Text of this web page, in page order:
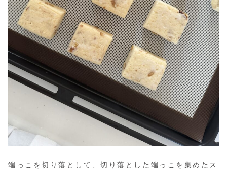
端っこを切り落として、切り落とした端っこを集めたス